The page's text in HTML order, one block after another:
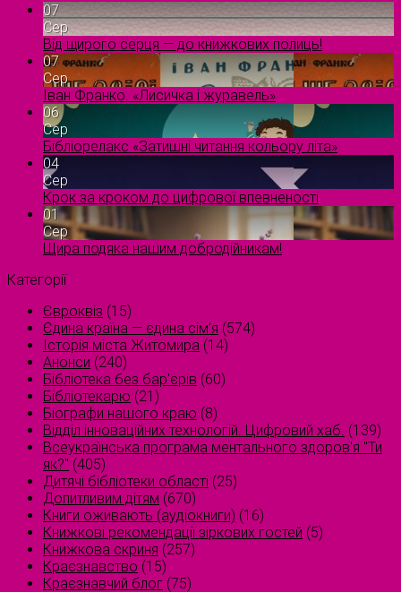
07
Сер
Від щирого серця — до книжкових полиць!
07
Сер
Іван Франко. «Лисичка і журавель»
06
Сер
Бібліорелакс «Затишні читання кольору літа»
04
Сер
Крок за кроком до цифрової впевненості
01
Сер
Щира подяка нашим добродійникам!
Категорії
Євроквіз (15)
Єдина країна — єдина сім’я (574)
Історія міста Житомира (14)
Анонси (240)
Бібліотека без бар'єрів (60)
Бібліотекарю (21)
Біографи нашого краю (8)
Відділ інноваційних технологій. Цифровий хаб. (139)
Всеукраїнська програма ментального здоров'я "Ти
як?" (405)
Дитячі бібліотеки області (25)
Допитливим дітям (670)
Книги оживають (аудіокниги) (16)
Книжкові рекомендації зіркових гостей (5)
Книжкова скриня (257)
Краєзнавство (15)
Краєзнавчий блог (75)